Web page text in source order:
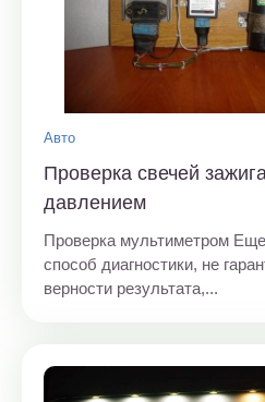
Авто
Проверка свечей
давлением
Проверка мультиметром
способ диагностики, не
верности результата,...